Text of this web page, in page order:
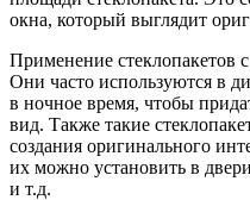
окна, который выглядит
Применение стеклопакетов
Они часто используются в
в ночное время, чтобы
вид. Также такие
создания оригинального
их можно установить в
и т.д.